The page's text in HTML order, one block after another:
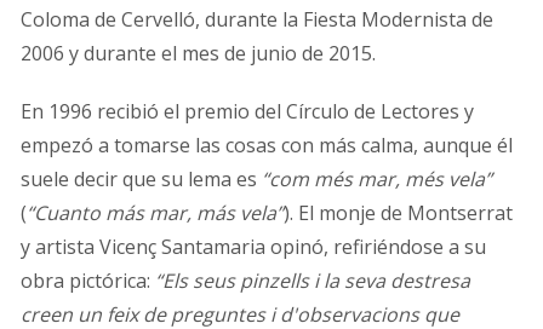
Coloma de Cervelló, durante la Fiesta Modernista de
2006 y durante el mes de junio de 2015.
En 1996 recibió el premio del Círculo de Lectores y
empezó a tomarse las cosas con más calma, aunque él
suele decir que su lema es “com més mar, més vela”
(“Cuanto más mar, más vela”). El monje de Montserrat
y artista Vicenç Santamaria opinó, refiriéndose a su
obra pictórica: “Els seus pinzells i la seva destresa
creen un feix de preguntes i d'observacions que